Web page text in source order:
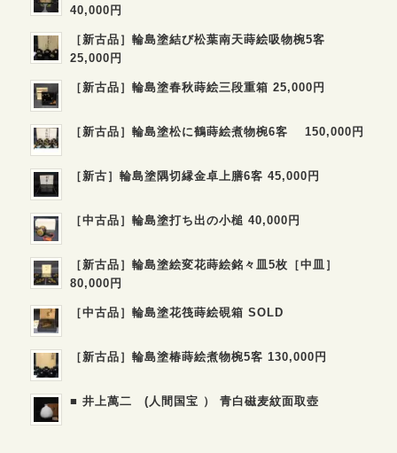
40,000円
［新古品］輪島塗結び松葉南天蒔絵吸物椀5客
25,000円
［新古品］輪島塗春秋蒔絵三段重箱 25,000円
［新古品］輪島塗松に鶴蒔絵煮物椀6客 150,000円
［新古］輪島塗隅切縁金卓上膳6客 45,000円
［中古品］輪島塗打ち出の小槌 40,000円
［新古品］輪島塗絵変花蒔絵銘々皿5枚［中皿］
80,000円
［中古品］輪島塗花筏蒔絵硯箱 SOLD
［新古品］輪島塗椿蒔絵煮物椀5客 130,000円
■ 井上萬二 (人間国宝 ） 青白磁麦紋面取壺